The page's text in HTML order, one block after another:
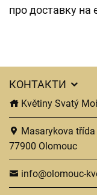
про доставку на
КОНТАКТИ
Květiny Svatý
Masarykova
77900 Olomouc
info@olomouc-